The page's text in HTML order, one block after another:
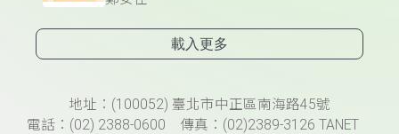
載入更多
頁尾資訊地址：(100052) 臺北市中正區南海路45號
電話：(02) 2388-0600 傳真：(02)2389-3126 TANET